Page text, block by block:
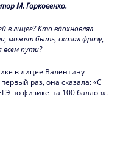
М. Горковенко.
в лицее? Кто вдохновлял
может быть, сказал фразу,
всем пути?
в лицее Валентину
раз, она сказала: «С
по физике на 100 баллов».